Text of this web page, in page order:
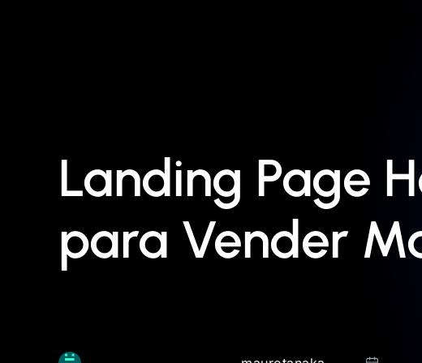
Landing Page
para Vender